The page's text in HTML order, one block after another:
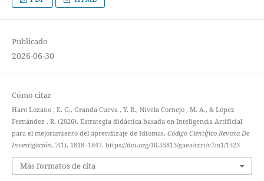
Publicado
2026-06-30
Cómo citar
Haro Lozano , E. G., Granda Cueva , Y. R., Nivela Cornejo , M. A., & López
Fernández , R. (2026). Estrategia didáctica basada en Inteligencia Artificial
para el mejoramiento del aprendizaje de Idiomas. Código Científico Revista De
Investigación, 7(1), 1818–1847. https://doi.org/10.55813/gaea/ccri/v7/n1/1523
Más formatos de cita